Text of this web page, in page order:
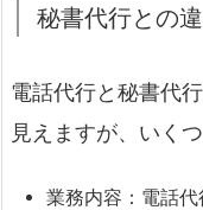
秘書代行との
電話代行と秘書代
見えますが、いく
業務内容：電話